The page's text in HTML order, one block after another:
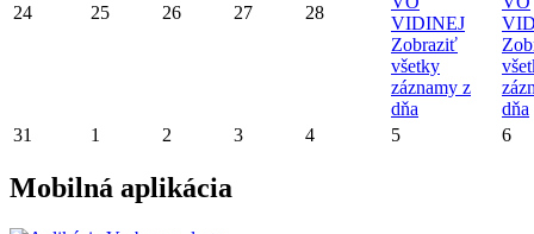
24 25 26 27 28
VIDINEJ
Zobraziť
všetky
záznamy z
dňa
dňa
31
1 2 3 4 5 6
Mobilná aplikácia